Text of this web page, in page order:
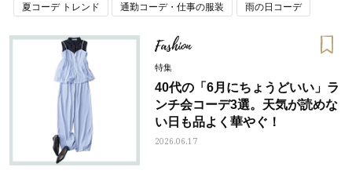
夏コーデ トレンド 通勤コーデ・仕事の服装 雨の日コーデ
Fashion
特集
40代の「6月にちょうどいい」ラ
ンチ会コーデ3選。天気が読めな
い日も品よく華やぐ！
2026.06.17